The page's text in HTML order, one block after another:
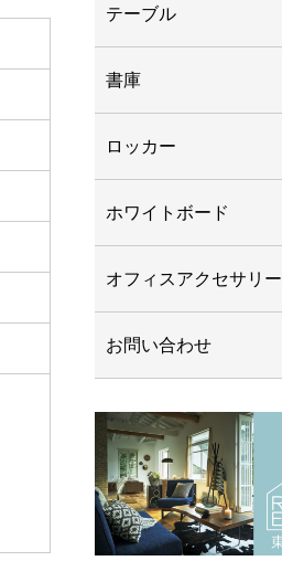
テーブル
書庫
ロッカー
ホワイトボード
オフィスアクセサリー
お問い合わせ